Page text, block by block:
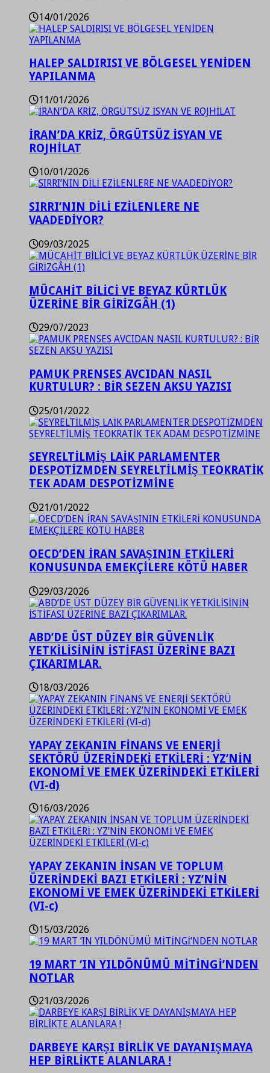
14/01/2026
HALEP SALDIRISI VE BÖLGESEL YENİDEN
YAPILANMA
11/01/2026
İRAN’DA KRİZ, ÖRGÜTSÜZ İSYAN VE
ROJHİLAT
10/01/2026
SIRRI’NIN DİLİ EZİLENLERE NE
VAADEDİYOR?
09/03/2025
MÜCAHİT BİLİCİ VE BEYAZ KÜRTLÜK
ÜZERİNE BİR GİRİZGÂH (1)
29/07/2023
PAMUK PRENSES AVCIDAN NASIL
KURTULUR? : BİR SEZEN AKSU YAZISI
25/01/2022
SEYRELTİLMİŞ LAİK PARLAMENTER
DESPOTİZMDEN SEYRELTİLMİŞ TEOKRATİK
TEK ADAM DESPOTİZMİNE
21/01/2022
OECD’DEN İRAN SAVAŞININ ETKİLERİ
KONUSUNDA EMEKÇİLERE KÖTÜ HABER
29/03/2026
ABD’DE ÜST DÜZEY BİR GÜVENLİK
YETKİLİSİNİN İSTİFASI ÜZERİNE BAZI
ÇIKARIMLAR.
18/03/2026
YAPAY ZEKANIN FİNANS VE ENERJİ
SEKTÖRÜ ÜZERİNDEKİ ETKİLERİ : YZ’NİN
EKONOMİ VE EMEK ÜZERİNDEKİ ETKİLERİ
(VI-d)
16/03/2026
YAPAY ZEKANIN İNSAN VE TOPLUM
ÜZERİNDEKİ BAZI ETKİLERİ : YZ’NİN
EKONOMİ VE EMEK ÜZERİNDEKİ ETKİLERİ
(VI-c)
15/03/2026
19 MART ‘IN YILDÖNÜMÜ MİTİNGİ’NDEN
NOTLAR
21/03/2026
DARBEYE KARŞI BİRLİK VE DAYANIŞMAYA
HEP BİRLİKTE ALANLARA !